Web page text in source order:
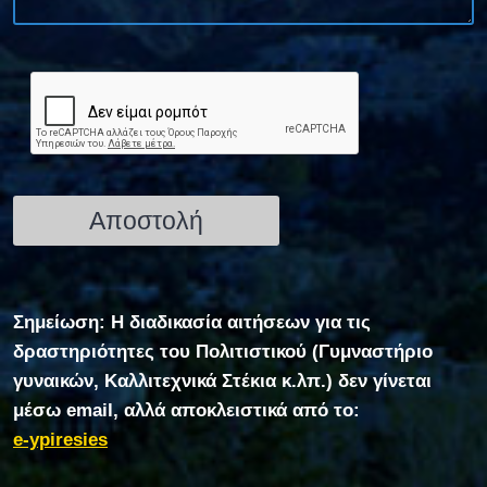
Σημείωση: Η διαδικασία αιτήσεων για τις
δραστηριότητες του Πολιτιστικού (Γυμναστήριο
γυναικών, Καλλιτεχνικά Στέκια κ.λπ.) δεν γίνεται
μέσω email, αλλά αποκλειστικά από το:
e-ypiresies